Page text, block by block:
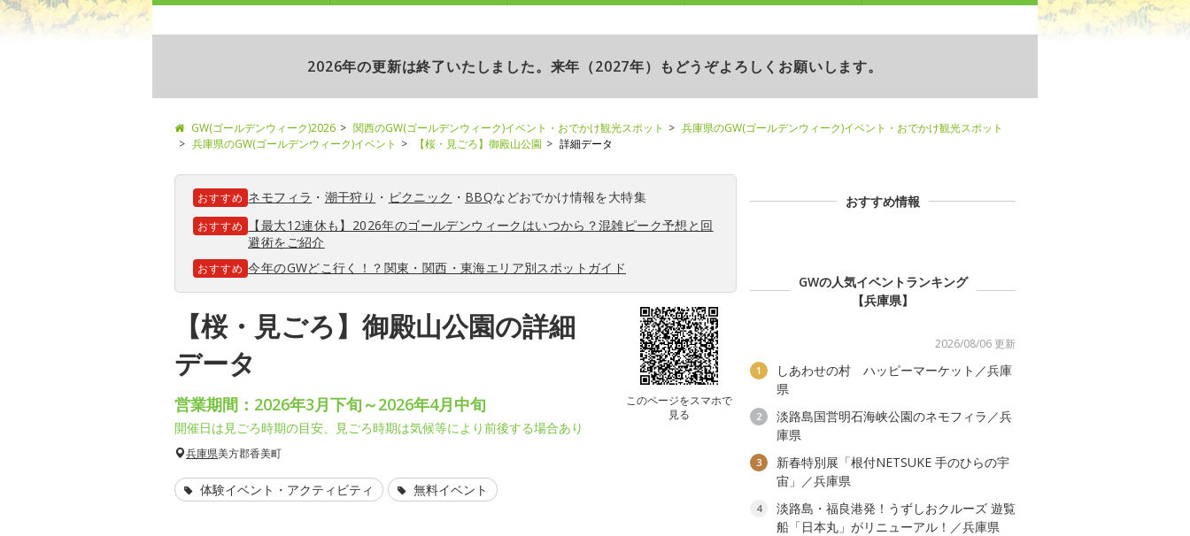
2026年の更新は終了いたしました。来年（2027年）もどうぞよろしくお願いします。
GW(ゴールデンウィーク)2026 関西のGW(ゴールデンウィーク)イベント・おでかけ観光スポット
兵庫県のGW(ゴールデンウィーク)イベント・おでかけ観光スポット
兵庫県のGW(ゴールデンウィーク)イベント
【桜・見ごろ】御殿山公園 詳細データ
おすすめ ネモフィラ ・ 潮干狩り ・ ピクニック ・ BBQなどおでかけ情報を大特集
おすすめ
【最大12連休も】2026年のゴールデンウィークはいつから？混雑ピーク予想と回
避術をご紹介
おすすめ 今年のGWどこ行く！？関東・関西・東海エリア別スポットガイド
【桜・見ごろ】御殿山公園の詳細
データ
このページをスマホで
見る
営業期間：2026年3月下旬～2026年4月中旬
開催日は見ごろ時期の目安、見ごろ時期は気候等により前後する場合あり
兵庫県美方郡香美町
体験イベント・アクティビティ 無料イベント
おすすめ情報
GWの人気イベントランキング
【兵庫県】
2026/08/06 更新
1
しあわせの村 ハッピーマーケット／兵庫
県
2
淡路島国営明石海峡公園のネモフィラ／兵
庫県
3
新春特別展「根付NETSUKE 手のひらの宇
宙」／兵庫県
4
淡路島・福良港発！うずしおクルーズ 遊覧
船「日本丸」がリニューアル！／兵庫県